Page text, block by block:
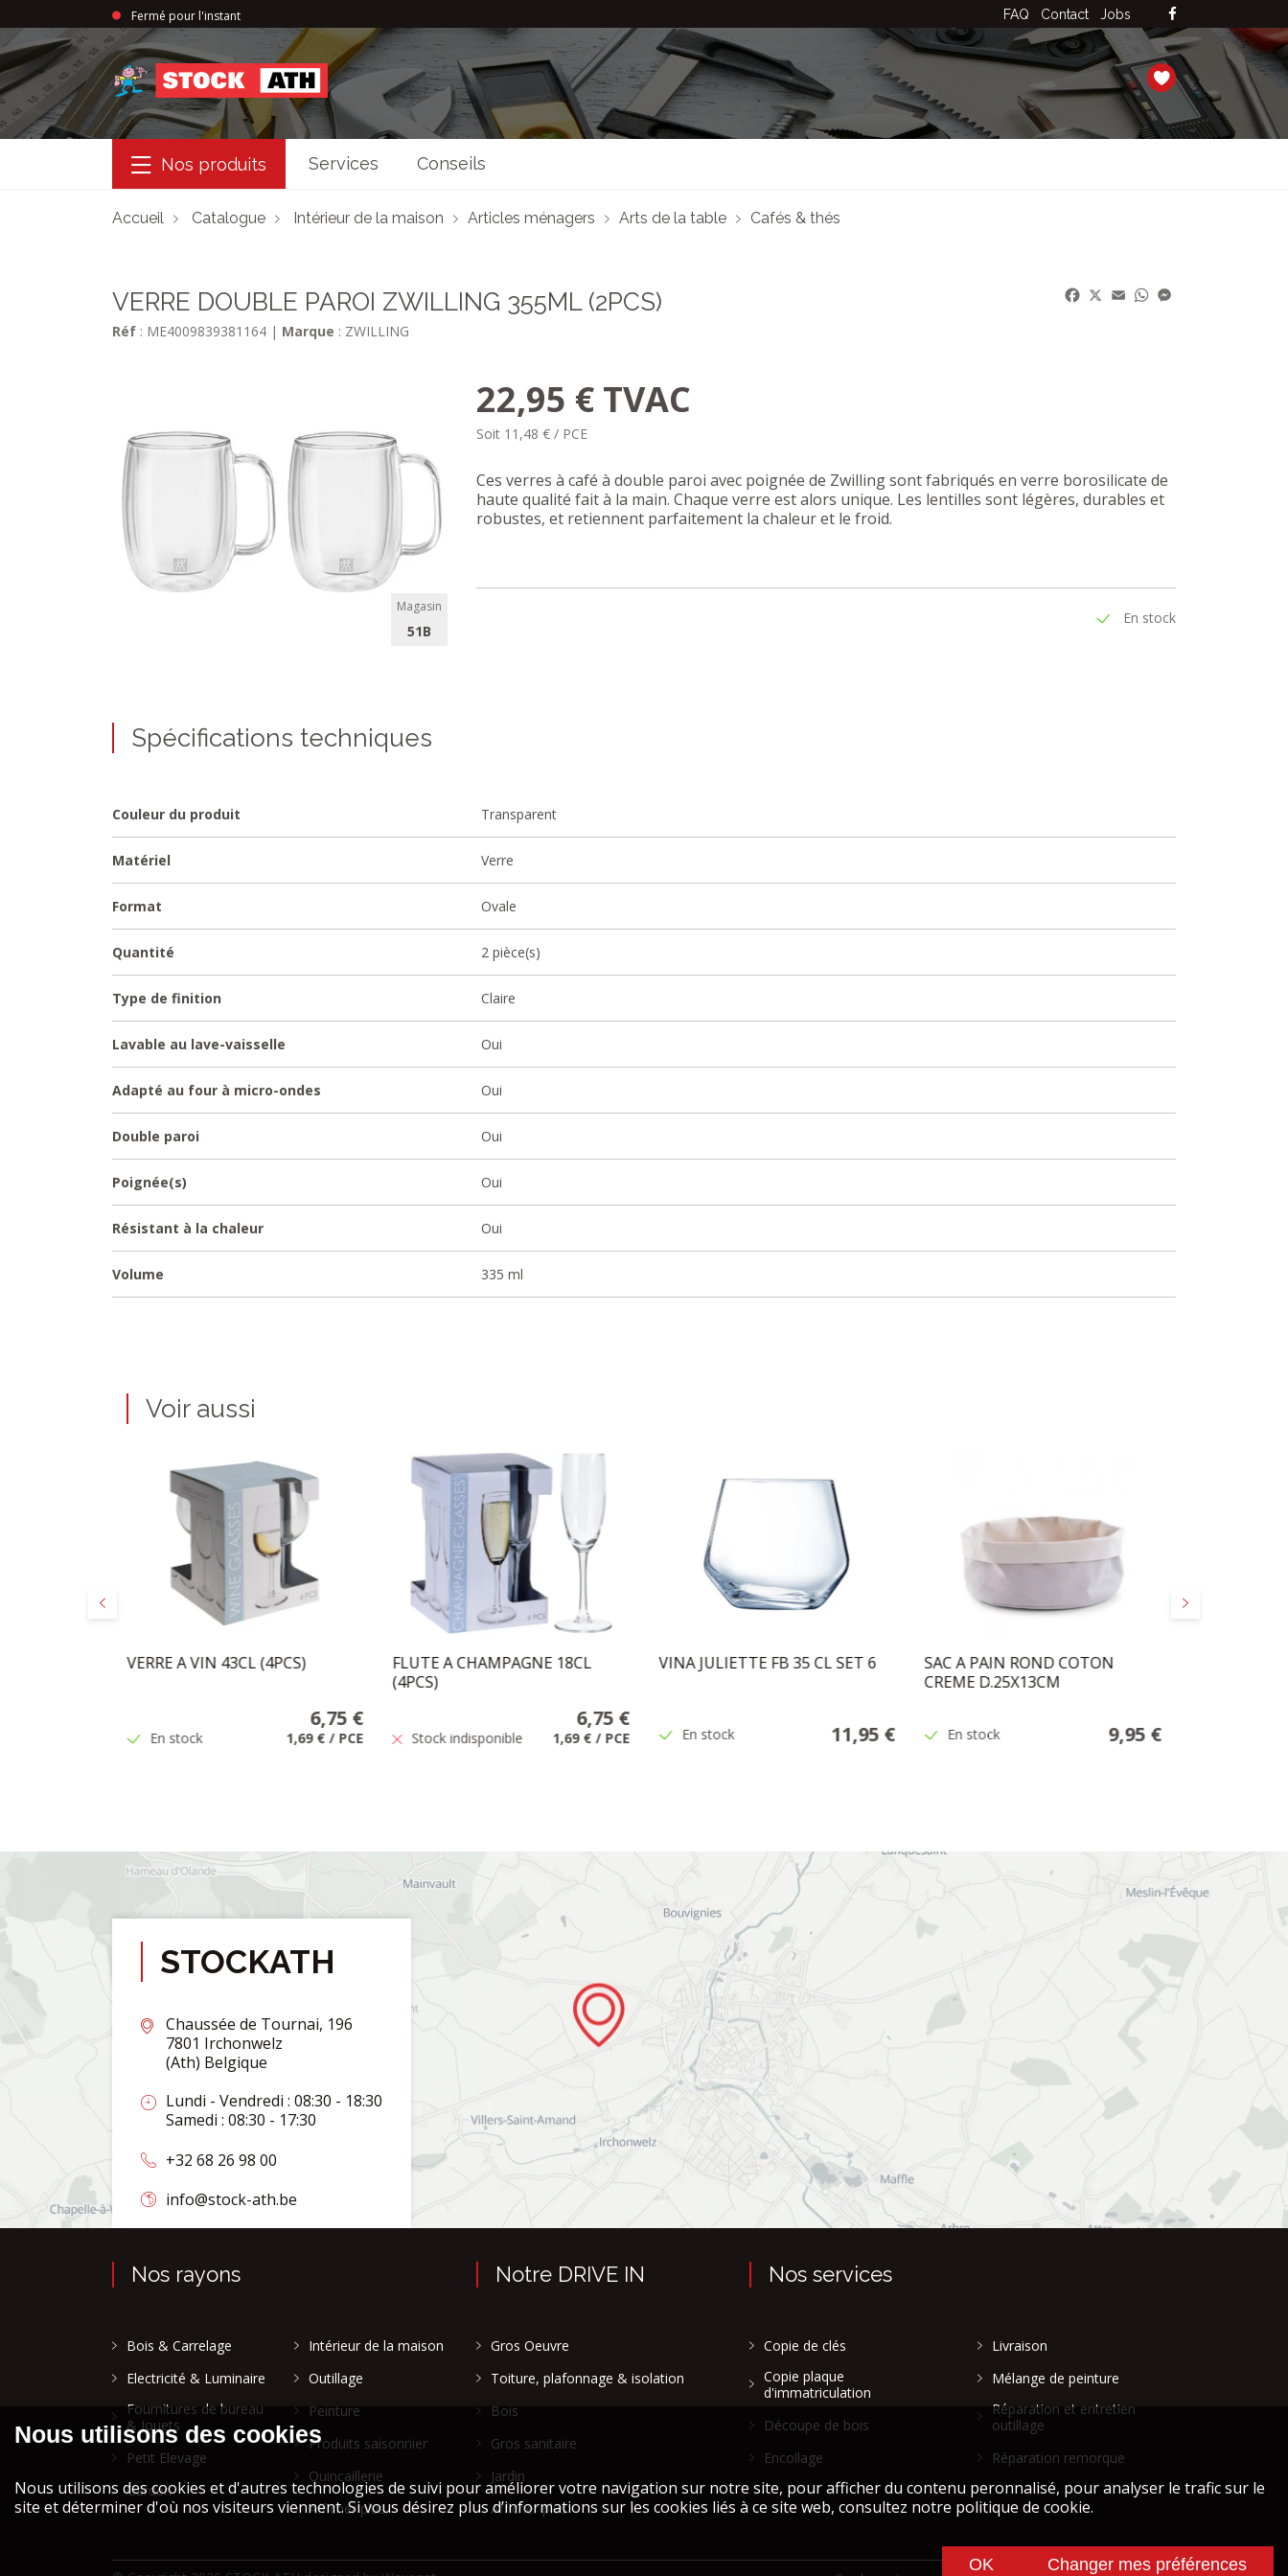
Fermé pour l'instant FAQ Contact Jobs
StockAth
Nos produits Services Conseils
Accueil Catalogue Intérieur de la maison Articles ménagers Arts de la table Cafés & thés
VERRE DOUBLE PAROI ZWILLING 355ML (2PCS)
Réf : ME4009839381164 | Marque : ZWILLING
Facebook
X EmailWhatsApp
Magasin
51B
22,95 € TVAC
Soit 11,48 € / PCE
Ces verres à café à double paroi avec poignée de Zwilling sont fabriqués en verre borosilicate de
haute qualité fait à la main. Chaque verre est alors unique. Les lentilles sont légères, durables et
robustes, et retiennent parfaitement la chaleur et le froid.
En stock
Spécifications techniques
Couleur du produit Transparent
Matériel Verre
Format Ovale
Quantité 2 pièce(s)
Type de finition Claire
Lavable au lave-vaisselle Oui
Adapté au four à micro-ondes Oui
Double paroi Oui
Poignée(s) Oui
Résistant à la chaleur Oui
Volume 335 ml
Voir aussi
Suivant
VERRE A VIN 43CL (4PCS)
6,75 €
En stock 1,69 € / PCE
FLUTE A CHAMPAGNE 18CL
(4PCS)
6,75 €
Stock indisponible 1,69 € / PCE
VINA JULIETTE FB 35 CL SET 6
En stock 11,95 €
SAC A PAIN ROND COTON
CREME D.25X13CM
En stock 9,95 €
STOCKATH
Chaussée de Tournai, 196
7801 Irchonwelz
(Ath) Belgique
Lundi - Vendredi : 08:30 - 18:30
Samedi : 08:30 - 17:30
+32 68 26 98 00
info@stock-ath.be
Nos rayons
Bois & Carrelage
Electricité & Luminaire
Fournitures de bureau
& Jouets
Petit Elevage
Garden
Intérieur de la maison
Outillage
Peinture
Produits saisonnier
Quincaillerie
Afficher plus
Notre DRIVE IN
Gros Oeuvre
Toiture, plafonnage & isolation
Bois
Gros sanitaire
Jardin
Afficher plus
Nos services
Copie de clés
Copie plaque
d'immatriculation
Découpe de bois
Encollage
Livraison
Mélange de peinture
Réparation et entretien
outillage
Réparation remorque